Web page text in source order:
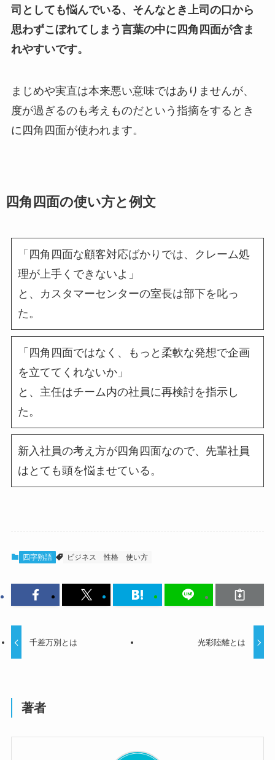
司としても悩んでいる、そんなとき上司の口から
思わずこぼれてしまう言葉の中に四角四面が含ま
れやすいです。
まじめや実直は本来悪い意味ではありませんが、
度が過ぎるのも考えものだという指摘をするとき
に四角四面が使われます。
四角四面の使い方と例文
「四角四面な顧客対応ばかりでは、クレーム処
理が上手くできないよ」
と、カスタマーセンターの室長は部下を叱っ
た。
「四角四面ではなく、もっと柔軟な発想で企画
を立ててくれないか」
と、主任はチーム内の社員に再検討を指示し
た。
新入社員の考え方が四角四面なので、先輩社員
はとても頭を悩ませている。
四字熟語 ビジネス 性格 使い方
千差万別とは 光彩陸離とは
著者